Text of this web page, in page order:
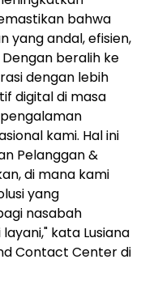
bahwa
yang andal, efisien,
beralih ke
dengan lebih
digital di masa
kami. Hal ini
Pelanggan &
di mana kami
yang
nasabah
kata Lusiana
Contact Center di